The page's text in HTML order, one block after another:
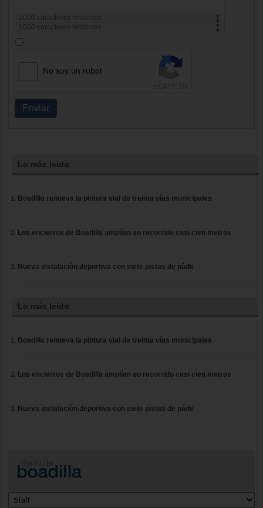
caracteres restantes
caracteres restantes
No soy un robot
Enviar
Lo más leído
Boadilla renueva la pintura vial de treinta vías municipales
Los encierros de Boadilla amplían su recorrido casi cien metros
Nueva instalación deportiva con siete pistas de páde
Lo más leído
Boadilla renueva la pintura vial de treinta vías municipales
Los encierros de Boadilla amplían su recorrido casi cien metros
Nueva instalación deportiva con siete pistas de páde